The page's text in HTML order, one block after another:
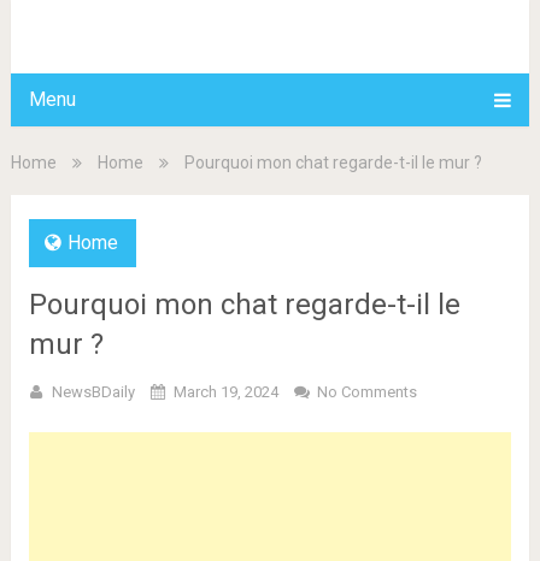
Menu
Home Home Pourquoi mon chat regarde-t-il le mur ?
Home
Pourquoi mon chat regarde-t-il le
mur ?
NewsBDaily March 19, 2024 No Comments